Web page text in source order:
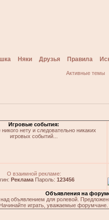
Няки Друзья Правила
Активные темы
Игровые события:
никого нету и следовательно никаких
игровых событий...
О взаимной рекламе:
РекламаПароль: 123456
Объявления на
объявлением для ролевой.
Начинайте играть, уважаемые